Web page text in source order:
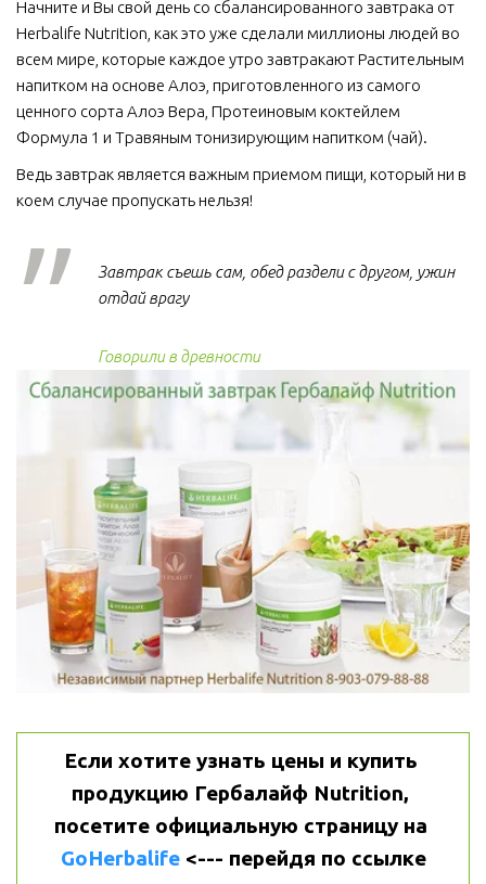
Начните и Вы свой день со сбалансированного завтрака от
Herbalife Nutrition, как это уже сделали миллионы людей во
всем мире, которые каждое утро завтракают Растительным
напитком на основе Алоэ, приготовленного из самого
ценного сорта Алоэ Вера, Протеиновым коктейлем
Формула 1 и Травяным тонизирующим напитком (чай).
Ведь завтрак является важным приемом пищи, который ни в
коем случае пропускать нельзя!
Завтрак съешь сам, обед раздели с другом, ужин
отдай врагу
Говорили в древности
Если хотите узнать цены и купить
продукцию Гербалайф Nutrition,
GoHerbalife <--- перейдя по ссылке